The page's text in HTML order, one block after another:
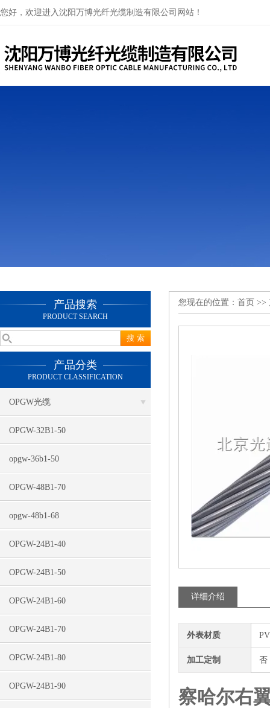
您好，欢迎进入沈阳万博光纤光缆制造有限公司网站！
产品搜索
PRODUCT SEARCH
产品分类
PRODUCT CLASSIFICATION
OPGW光缆
OPGW-32B1-50
opgw-36b1-50
OPGW-48B1-70
opgw-48b1-68
OPGW-24B1-40
OPGW-24B1-50
OPGW-24B1-60
OPGW-24B1-70
OPGW-24B1-80
OPGW-24B1-90
您现在的位置： 首页 >>
详细介绍
外表材质
加工定制 否
察哈尔右